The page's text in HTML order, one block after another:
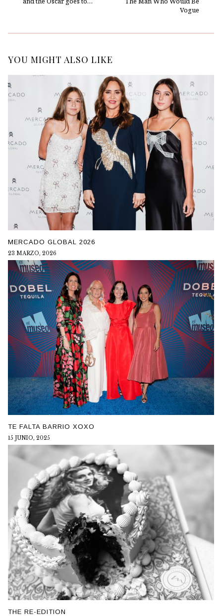
Vogue
YOU MIGHT ALSO LIKE
MERCADO GLOBAL 2026
23 MARZO, 2026
TE FALTA BARRIO XOXO
15 JUNIO, 2025
THE RE-EDITION